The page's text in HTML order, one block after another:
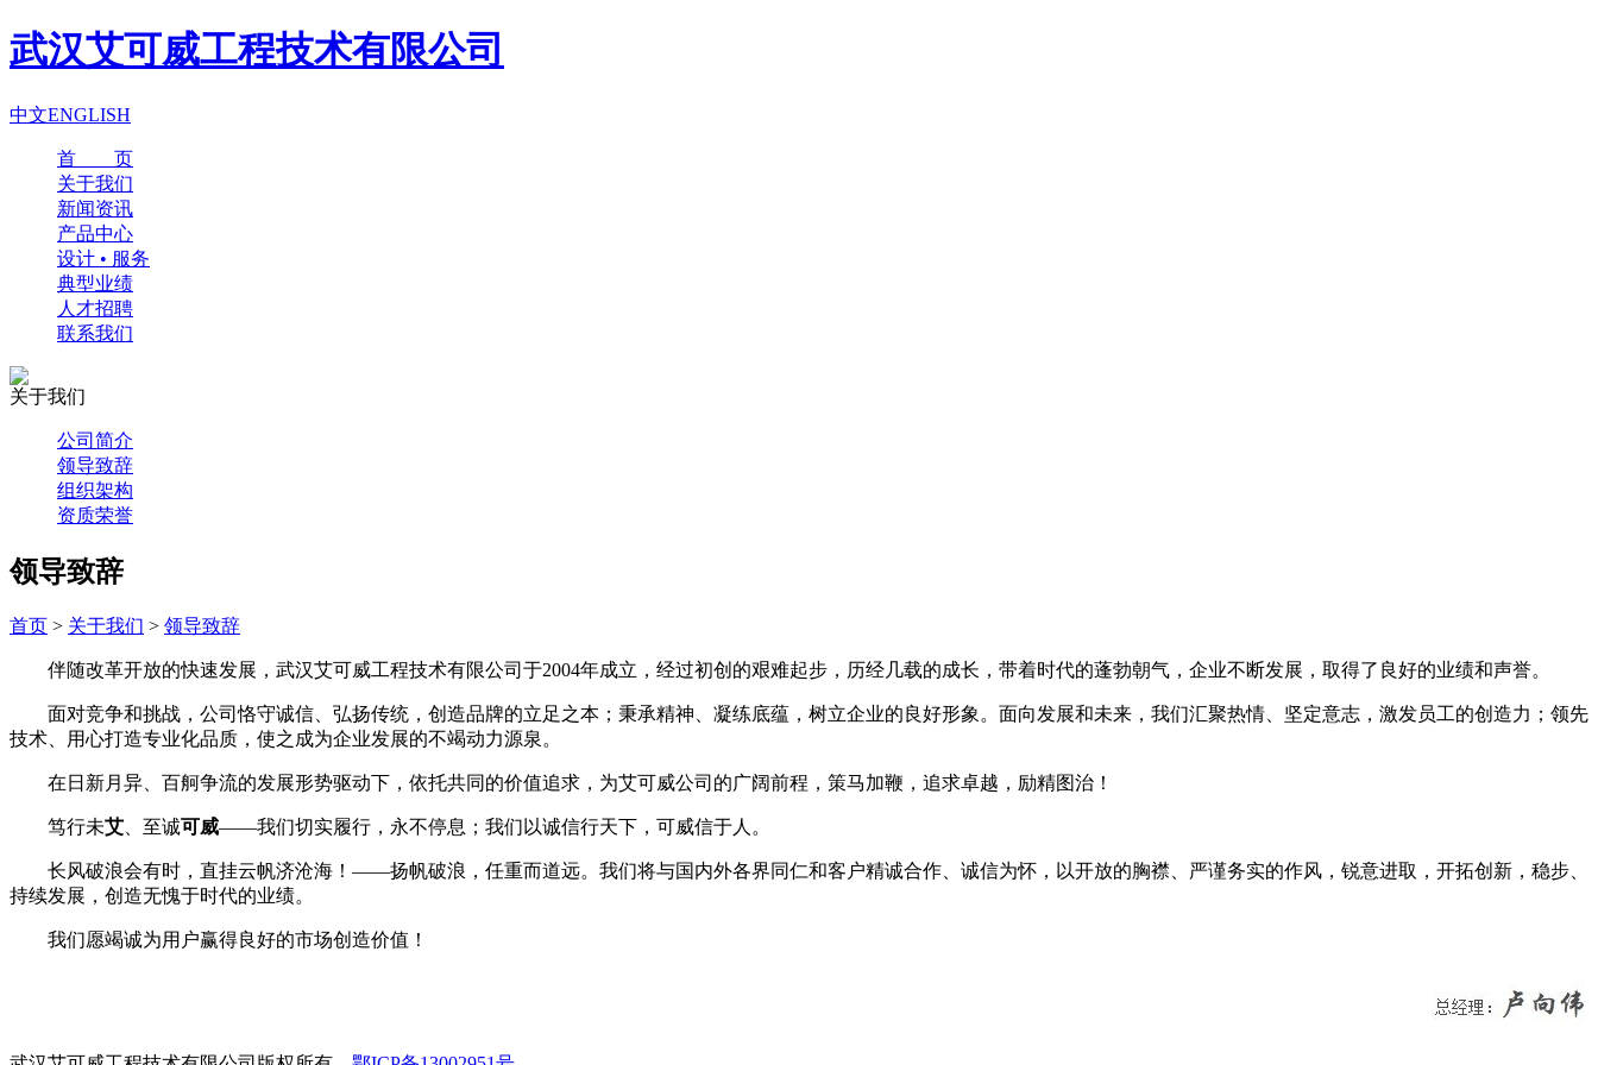
武汉艾可威工程技术有限公司
中文ENGLISH
首 页
关于我们
新闻资讯
产品中心
设计 • 服务
典型业绩
人才招聘
联系我们
关于我们
公司简介
领导致辞
组织架构
资质荣誉
领导致辞
首页 > 关于我们 > 领导致辞
伴随改革开放的快速发展，武汉艾可威工程技术有限公司于2004年成立，经过初创的艰难起步，历经几载的成长，带着时代的蓬勃朝气，企业不断发展，取得了良好的业绩和声誉。
面对竞争和挑战，公司恪守诚信、弘扬传统，创造品牌的立足之本；秉承精神、凝练底蕴，树立企业的良好形象。面向发展和未来，我们汇聚热情、坚定意志，激发员工的创造力；领先
技术、用心打造专业化品质，使之成为企业发展的不竭动力源泉。
在日新月异、百舸争流的发展形势驱动下，依托共同的价值追求，为艾可威公司的广阔前程，策马加鞭，追求卓越，励精图治！
笃行未艾 、至诚可威——我们切实履行，永不停息；我们以诚信行天下，可威信于人。
长风破浪会有时，直挂云帆济沧海！——扬帆破浪，任重而道远。我们将与国内外各界同仁和客户精诚合作、诚信为怀，以开放的胸襟、严谨务实的作风，锐意进取，开拓创新，稳步、
持续发展，创造无愧于时代的业绩。
我们愿竭诚为用户赢得良好的市场创造价值！